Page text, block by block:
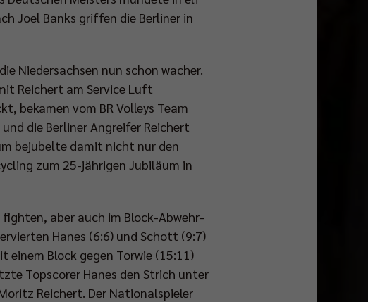
Joel Banks griffen die Berliner in
Niedersachsen nun schon wacher.
Reichert am Service Luft
bekamen vom BR Volleys Team
die Berliner Angreifer Reichert
bejubelte damit nicht nur den
zum 25-jährigen Jubiläum in
aber auch im Block-Abwehr-
Hanes (6:6) und Schott (9:7)
einem Block gegen Torwie (15:11)
Topscorer Hanes den Strich unter
Reichert. Der Nationalspieler